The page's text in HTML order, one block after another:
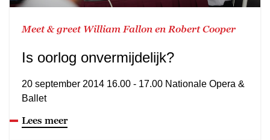
Meet & greet William Fallon en Robert Cooper
Is oorlog onvermijdelijk?
20 september 2014 16.00 - 17.00 Nationale Opera &
Ballet
Lees meer